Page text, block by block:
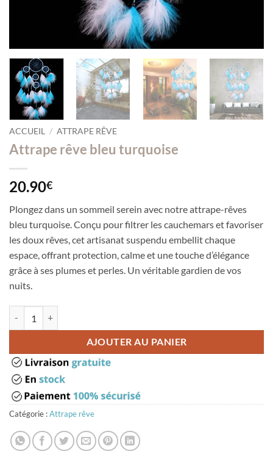
ACCUEIL / ATTRAPE RÊVE
Attrape rêve bleu turquoise
20.90€
Plongez dans un sommeil serein avec notre attrape-rêves
bleu turquoise. Conçu pour filtrer les cauchemars et favoriser
les doux rêves, cet artisanat suspendu embellit chaque
espace, offrant protection, calme et une touche d’élégance
grâce à ses plumes et perles. Un véritable gardien de vos
nuits.
AJOUTER AU PANIER
Catégorie :Attrape rêve